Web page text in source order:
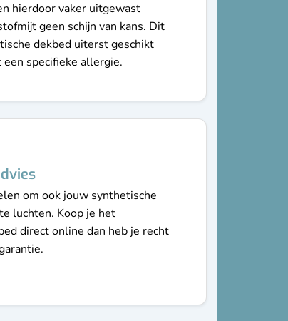
hierdoor vaker uitgewast
geen schijn van kans. Dit
dekbed uiterst geschikt
specifieke allergie.
om ook jouw synthetische
luchten. Koop je het
direct online dan heb je recht